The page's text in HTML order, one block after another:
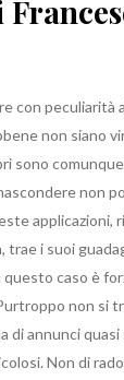
con peculiarità
non siano
sono
non
applicazioni,
, trae i suoi
questo caso è
non si
di annunci quasi
Non di rado